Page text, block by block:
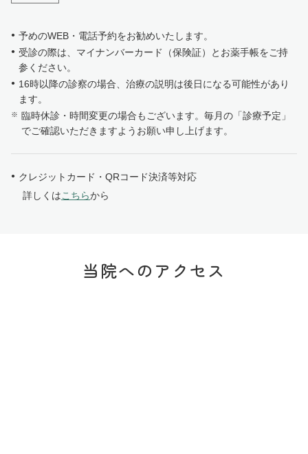
予めのWEB・電話予約をお勧めいたします。
受診の際は、マイナンバーカード（保険証）とお薬手帳をご持
参ください。
16時以降の診察の場合、治療の説明は後日になる可能性があり
ます。
臨時休診・時間変更の場合もございます。毎月の「診療予定」
でご確認いただきますようお願い申し上げます。
クレジットカード・QRコード決済等対応
詳しくはこちらから
当院へのアクセス